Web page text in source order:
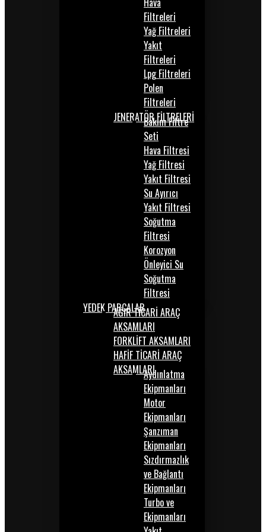
Filtreleri
Yağ Filtreleri
Yakıt
Filtreleri
Lpg Filtreleri
Polen
Filtreleri
JENERATÖR FİLTRELERİ
Bakım Filtre
Seti
Hava Filtresi
Yağ Filtresi
Yakıt Filtresi
Su Ayırıcı
Yakıt Filtresi
Soğutma
Filtresi
Korozyon
Önleyici Su
Soğutma
Filtresi
YEDEK PARÇALARAĞIR TİCARİ ARAÇ
AKSAMLARI
FORKLİFT AKSAMLARI
HAFİF TİCARİ ARAÇ
AKSAMLARIAydınlatma
Ekipmanları
Motor
Ekipmanları
Şanzıman
Ekipmanları
Sızdırmazlık
ve Bağlantı
Ekipmanları
Turbo ve
Ekipmanları